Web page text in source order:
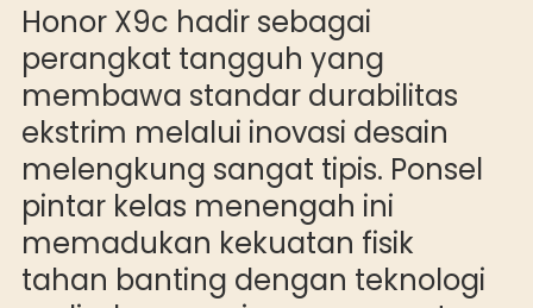
Honor X9c hadir sebagai
perangkat tangguh yang
membawa standar durabilitas
ekstrim melalui inovasi desain
melengkung sangat tipis. Ponsel
pintar kelas menengah ini
memadukan kekuatan fisik
tahan banting dengan teknologi